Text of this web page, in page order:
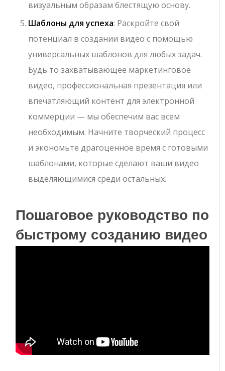
визуальным образам блестящую основу.
Шаблоны для успеха: Раскройте свой
потенциал в создании видео с помощью
универсальных шаблонов для любых задач.
Будь то захватывающее маркетинговое
видео, профессиональная презентация или
впечатляющий контент для электронной
коммерции — мы обеспечим вас всем
необходимым. Начните творческий процесс
и экономьте драгоценное время с готовыми
шаблонами, которые сделают ваши видео
выделяющимися среди остальных.
Пошаговое руководство по
быстрому созданию видео